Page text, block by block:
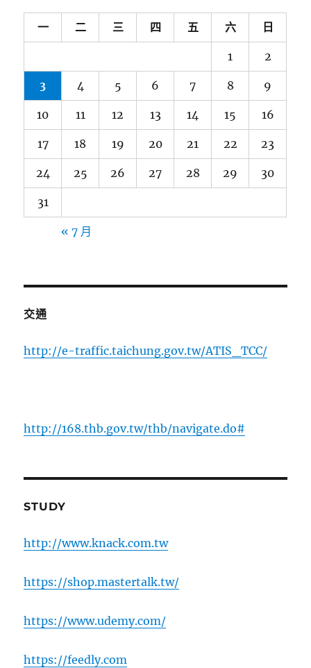
一 二 三 四 五 六 日
1 2
3 4 5 6 7 8 9
10 11 12 13 14 15 16
17 18 19 20 21 22 23
24 25 26 27 28 29 30
31
« 7 月
交通
http://e-traffic.taichung.gov.tw/ATIS_TCC/
http://168.thb.gov.tw/thb/navigate.do#
STUDY
http://www.knack.com.tw
https://shop.mastertalk.tw/
https://www.udemy.com/
https://feedly.com